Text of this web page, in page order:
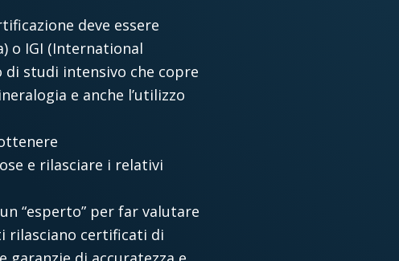
deve essere
o IGI (International
studi intensivo che copre
e anche l’utilizzo
e rilasciare i relativi
“esperto” per far valutare
rilasciano certificati di